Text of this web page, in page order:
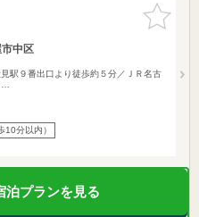
お気に入
りに追加
中区
駅９番出口より徒歩約５分／ＪＲ名古
10分以内）
泊プランを見る